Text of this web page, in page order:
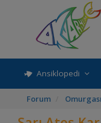
Ansiklopedi
Forum